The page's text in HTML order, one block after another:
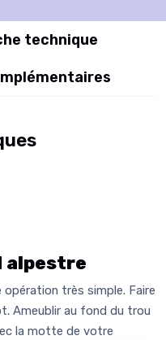
technique
alpestre
opération très simple. Faire
Ameublir au fond du trou
la motte de votre